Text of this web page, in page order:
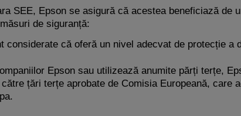
SEE, Epson se asigură că acestea beneficiază de
de siguranță:
că oferă un nivel adecvat de protecție a
Epson sau utilizează anumite părți terțe,
țări terțe aprobate de Comisia Europeană, care